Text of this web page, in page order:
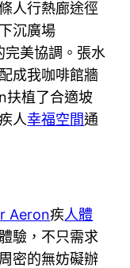
人行熱廊途徑
沉廣場
完美協調。張水
成我咖啡館牆
扶植了合適坡
人幸福空間通
Aeron疾人體
驗，不只需求
密的無妨礙辦